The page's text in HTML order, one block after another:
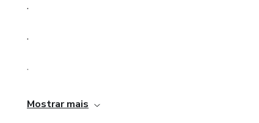
.
.
.
.Mostrar mais